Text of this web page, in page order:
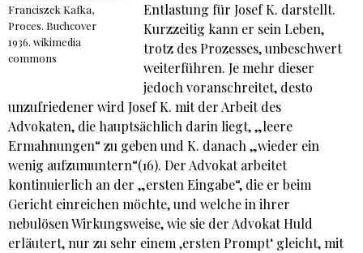
Franciszek Kafka,
Proces. Buchcover
1936. wikimedia
commons
Entlastung für Josef K. darstellt.
Kurzzeitig kann er sein Leben,
trotz des Prozesses, unbeschwert
weiterführen. Je mehr dieser
jedoch voranschreitet, desto
unzufriedener wird Josef K. mit der Arbeit des
Advokaten, die hauptsächlich darin liegt, „leere
Ermahnungen“ zu geben und K. danach „wieder ein
wenig aufzumuntern“(16). Der Advokat arbeitet
kontinuierlich an der „ersten Eingabe“, die er beim
Gericht einreichen möchte, und welche in ihrer
nebulösen Wirkungsweise, wie sie der Advokat Huld
erläutert, nur zu sehr einem ‚ersten Prompt‘ gleicht, mit